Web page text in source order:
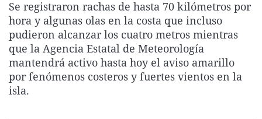
La rosa de los vientos
Gente viajera
Como el perro y el
Caso
Retornados
Equipo de
Operación Viuda
Extremadura
Galicia
La Rioja
Navarra
Virales
Televisión
Elecciones
Se registraron rachas de hasta 70 kilómetros por
hora y algunas olas en la costa que incluso
pudieron alcanzar los cuatro metros mientras
que la Agencia Estatal de Meteorología
mantendrá activo hasta hoy el aviso amarillo
por fenómenos costeros y fuertes vientos en la
isla.